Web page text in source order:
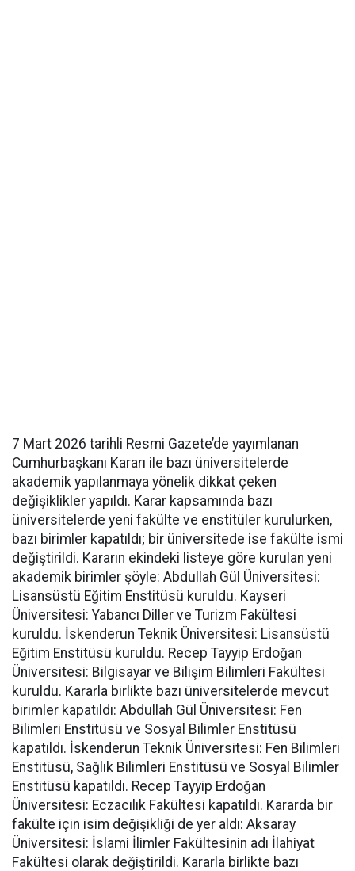
7 Mart 2026 tarihli Resmi Gazete’de yayımlanan
Cumhurbaşkanı Kararı ile bazı üniversitelerde
akademik yapılanmaya yönelik dikkat çeken
değişiklikler yapıldı. Karar kapsamında bazı
üniversitelerde yeni fakülte ve enstitüler kurulurken,
bazı birimler kapatıldı; bir üniversitede ise fakülte ismi
değiştirildi. Kararın ekindeki listeye göre kurulan yeni
akademik birimler şöyle: Abdullah Gül Üniversitesi:
Lisansüstü Eğitim Enstitüsü kuruldu. Kayseri
Üniversitesi: Yabancı Diller ve Turizm Fakültesi
kuruldu. İskenderun Teknik Üniversitesi: Lisansüstü
Eğitim Enstitüsü kuruldu. Recep Tayyip Erdoğan
Üniversitesi: Bilgisayar ve Bilişim Bilimleri Fakültesi
kuruldu. Kararla birlikte bazı üniversitelerde mevcut
birimler kapatıldı: Abdullah Gül Üniversitesi: Fen
Bilimleri Enstitüsü ve Sosyal Bilimler Enstitüsü
kapatıldı. İskenderun Teknik Üniversitesi: Fen Bilimleri
Enstitüsü, Sağlık Bilimleri Enstitüsü ve Sosyal Bilimler
Enstitüsü kapatıldı. Recep Tayyip Erdoğan
Üniversitesi: Eczacılık Fakültesi kapatıldı. Kararda bir
fakülte için isim değişikliği de yer aldı: Aksaray
Üniversitesi: İslami İlimler Fakültesinin adı İlahiyat
Fakültesi olarak değiştirildi. Kararla birlikte bazı